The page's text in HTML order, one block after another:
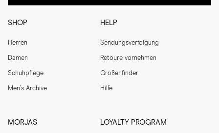
SHOP
Herren
Damen
Schuhpflege
Men's Archive
HELP
Sendungsverfolgung
Retoure vornehmen
Größenfinder
Hilfe
MORJAS LOYALTY PROGRAM